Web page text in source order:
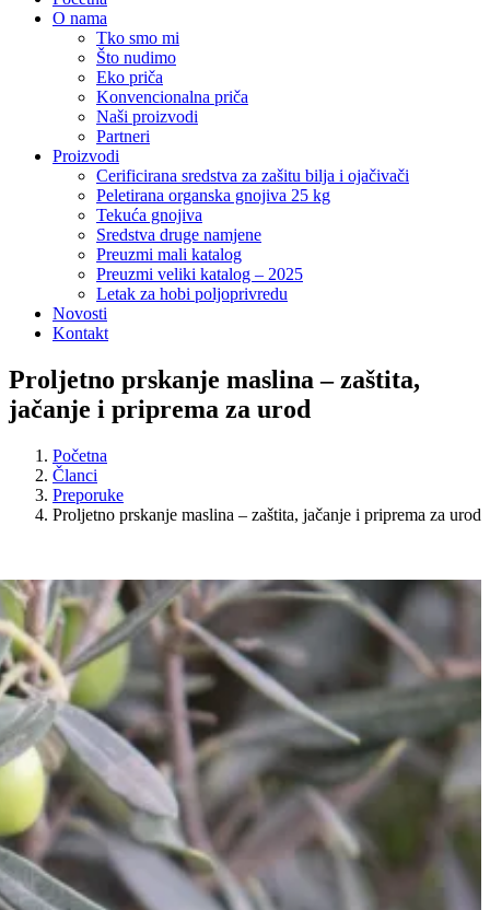
O nama
Tko smo mi
Što nudimo
Eko priča
Konvencionalna priča
Naši proizvodi
Partneri
Proizvodi
Cerificirana sredstva za zašitu bilja i ojačivači
Peletirana organska gnojiva 25 kg
Tekuća gnojiva
Sredstva druge namjene
Preuzmi mali katalog
Preuzmi veliki katalog – 2025
Letak za hobi poljoprivredu
Novosti
Kontakt
Proljetno prskanje maslina – zaštita,
jačanje i priprema za urod
Početna
Članci
Preporuke
Proljetno prskanje maslina – zaštita, jačanje i priprema za urod